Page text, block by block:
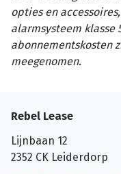
opties en
alarmsysteem klasse
abonnementskosten
meegenomen.
Rebel Lease
Lijnbaan 12
2352 CK Leiderdorp